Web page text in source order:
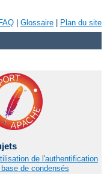
FAQ Glossaire Plan du site
de l'authentification
de condensés